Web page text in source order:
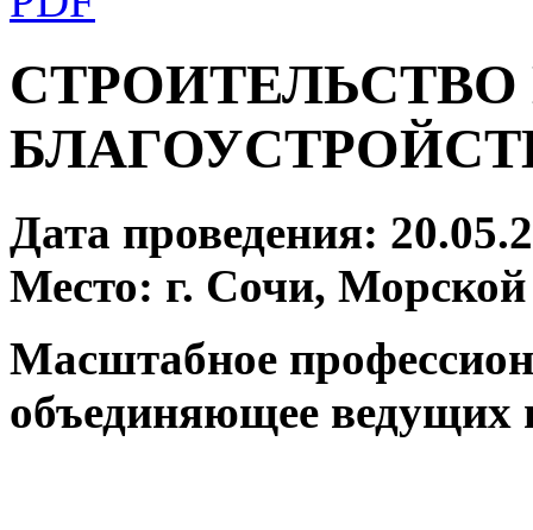
СТРОИТЕЛЬСТВО
Дата проведения:
Место: г. Сочи, Морской
Масштабное
объединяющее ведущих